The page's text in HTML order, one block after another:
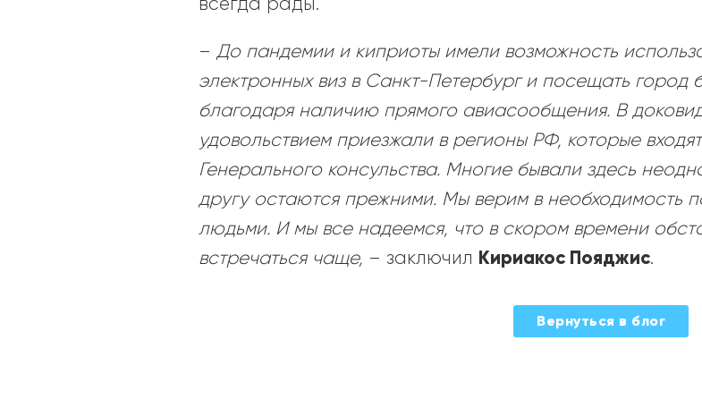
– До пандемии и киприоты имели возможность
электронных виз в Санкт-Петербург и посещать город
благодаря наличию прямого авиасообщения. В
удовольствием приезжали в регионы РФ, которые
Генерального консульства. Многие бывали здесь
другу остаются прежними. Мы верим в необходимость
людьми. И мы все надеемся, что в скором времени
встречаться чаще, – заключил Кириакос Пояджис.
Вернуться в блог